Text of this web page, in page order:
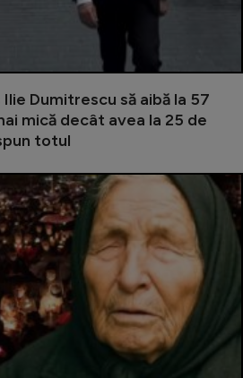
Ilie Dumitrescu să aibă la 57
mică decât avea la 25 de
totul